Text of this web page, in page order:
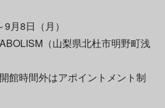
月8日（月）
（山梨県北杜市明野町浅
館時間外はアポイントメント制